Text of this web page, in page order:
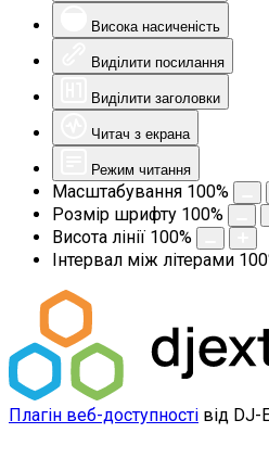
Висока насиченість
Виділити посилання
Виділити заголовки
Читач з екрана
Режим читання
Масштабування 100%
Розмір шрифту 100%
Висота лінії 100%
Інтервал між літерами 100
Плагін веб-доступності від DJ-